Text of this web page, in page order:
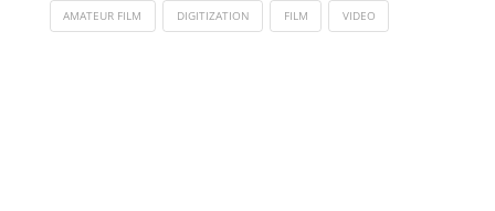
AMATEUR FILM DIGITIZATION FILM VIDEO